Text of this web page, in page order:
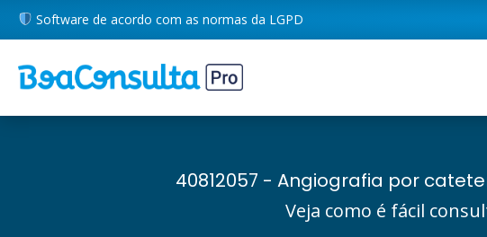
Software de acordo com as normas da LGPD
40812057 - Angiografia por
Veja como é fácil